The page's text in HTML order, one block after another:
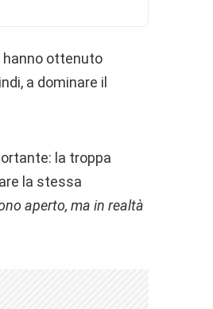
hanno ottenuto
a dominare il
la troppa
la stessa
aperto, ma in realtà